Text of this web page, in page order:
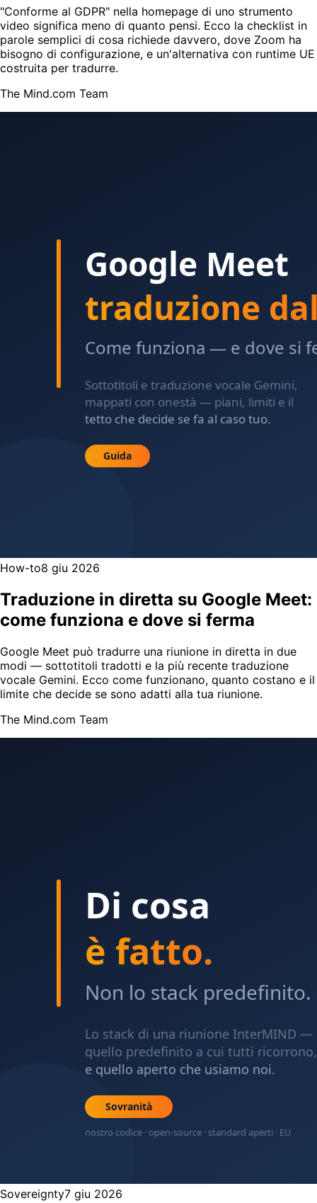
"Conforme al GDPR" nella homepage di uno strumento
video significa meno di quanto pensi. Ecco la checklist in
parole semplici di cosa richiede davvero, dove Zoom ha
bisogno di configurazione, e un'alternativa con runtime UE
costruita per tradurre.
The Mind.com Team
How-to8 giu 2026
Traduzione in diretta su Google Meet:
come funziona e dove si ferma
Google Meet può tradurre una riunione in diretta in due
modi — sottotitoli tradotti e la più recente traduzione
vocale Gemini. Ecco come funzionano, quanto costano e il
limite che decide se sono adatti alla tua riunione.
The Mind.com Team
Sovereignty7 giu 2026